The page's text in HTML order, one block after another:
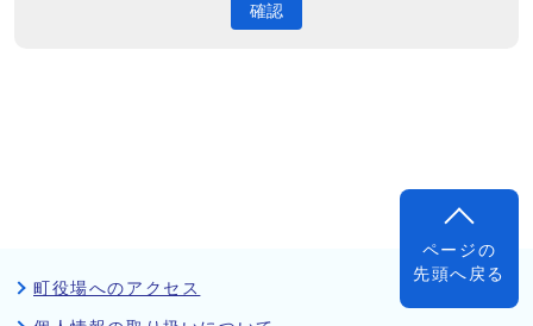
確認
ページの
先頭へ戻る
町役場へのアクセス